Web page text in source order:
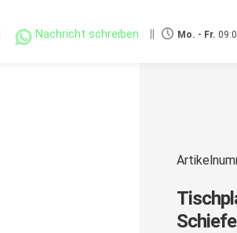
Nachricht schreiben Mo. - Fr.